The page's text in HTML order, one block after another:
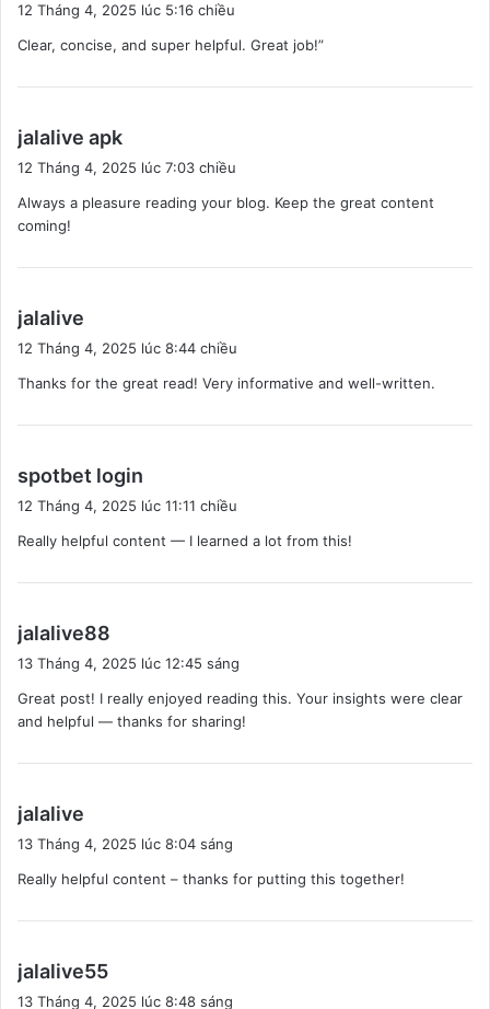
t
12 Tháng 4, 2025 lúc 5:16 chiều
Clear, concise, and super helpful. Great job!”
jalalive apk
i
t
12 Tháng 4, 2025 lúc 7:03 chiều
Always a pleasure reading your blog. Keep the great content
coming!
jalalive
t
12 Tháng 4, 2025 lúc 8:44 chiều
Thanks for the great read! Very informative and well-written.
spotbet login
t
12 Tháng 4, 2025 lúc 11:11 chiều
Really helpful content — I learned a lot from this!
jalalive88
i
t
:
13 Tháng 4, 2025 lúc 12:45 sáng
Great post! I really enjoyed reading this. Your insights were clear
and helpful — thanks for sharing!
jalalive
t
13 Tháng 4, 2025 lúc 8:04 sáng
Really helpful content – thanks for putting this together!
jalalive55
13 Tháng 4, 2025 lúc 8:48 sáng